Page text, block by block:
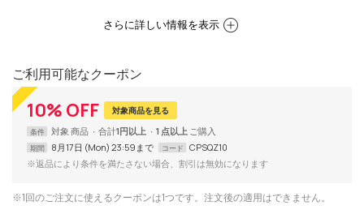
さらに詳しい情報を表示
ご利用可能なクーポン
10% OFF 対象商品を見る
条件 対象 商品 合計1円以上 1 点以上
期間 8月17日 (Mon) 23:59まで コード
CPSQZ10
※返品により条件を満たさない場合、割引は無効になります
※1回のご注文に使えるクーポンは1つです。注文後の適用はできません。